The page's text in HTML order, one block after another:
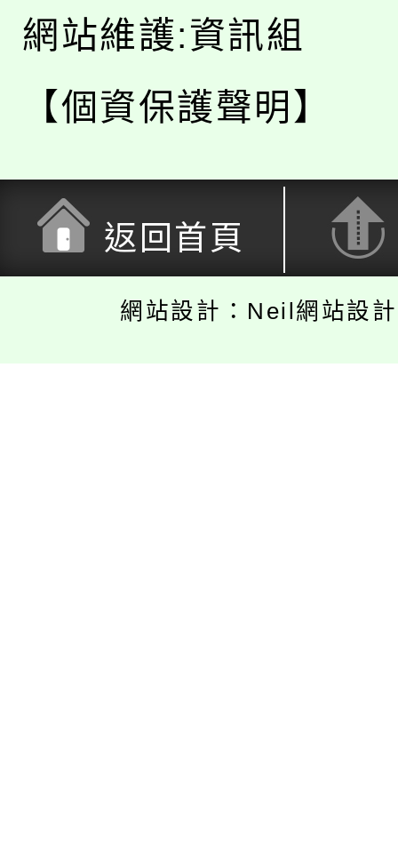
網站維護:資訊組
【個資保護聲明】
返回首頁
網站設計：Neil網站設